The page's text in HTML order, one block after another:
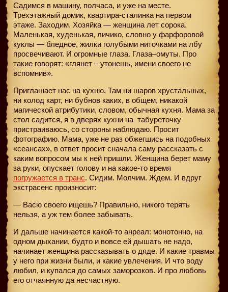
Садимся в машину, полчаса, и уже на месте.
Трехэтажный домик, квартира-сталинка на первом
этаже. Заходим. Хозяйка — женщина лет сорока.
Маленькая, худенькая, личико, словно у фарфоровой
куклы — бледное, жилки голубыми ниточками на лбу
просвечивают. И огромные глаза. Глаза–омуты. Про
такие говорят: «глянет – утонешь, имени своего не
вспомнив».
Приглашает нас на кухню. Там ни шаров хрустальных,
ни колод карт, ни бубнов каких, в общем, никакой
магической атрибутики, словом, обычная кухня. Мама за
стол садится, я в дверях кухни на табуреточку
пристраиваюсь, со стороны наблюдаю. Просит
фотографию. Мама, уже не раз обжегшись на подобных
«сеансах», в ответ просит сначала саму рассказать с
каким вопросом мы к ней пришли. Женщина берет маму
за руки, опускает голову и на какое-то время
погружается в транс. Сидим. Молчим. Ждем. И вдруг
экстрасенс произносит:
— Васю своего ищешь? Правильно, никого терять
нельзя, а уж тем более забывать.
И дальше начинается какой-то анреал: монотонно, на
одном дыхании, будто и вовсе ей дышать не надо,
начинает женщина рассказывать о дяде. И какие травмы
у него при жизни были, и какие увлечения. И что воду
любил, и купался до самых заморозков. И про любовь
его отчаянную да несчастную.